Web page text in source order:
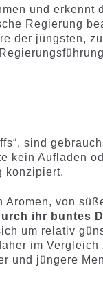
und
Regierung
der jüngsten,
sind
kein Aufladen
konzipiert.
von
ihr buntes
um relativ
im
und jüngere